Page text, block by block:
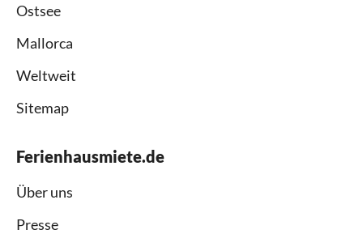
Ostsee
Mallorca
Weltweit
Sitemap
Ferienhausmiete.de
Über uns
Presse